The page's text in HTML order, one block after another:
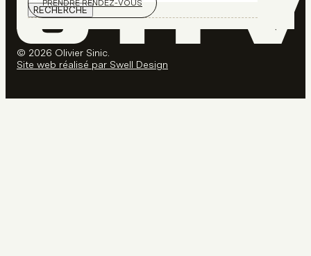
PRENDRE RENDEZ-VOUS
RECHERCHE
© 2026 Olivier Sinic.
Site web réalisé par Swell Design